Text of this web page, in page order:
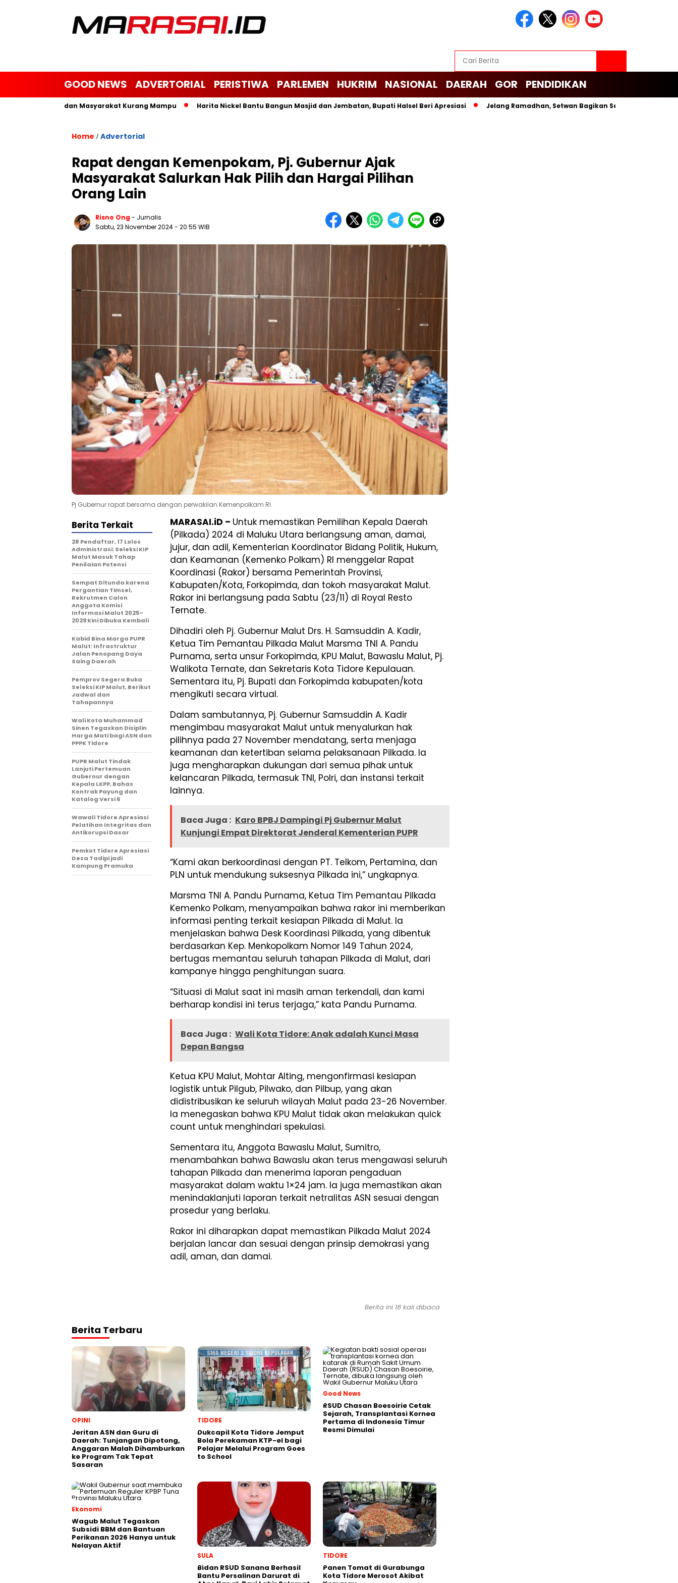
GOOD NEWS ADVERTORIAL PERISTIWA PARLEMEN HUKRIM NASIONAL DAERAH GOR PENDIDIKAN
Janda dan Masyarakat Kurang Mampu Harita Nickel Bantu Bangun Masjid dan Jembatan, Bupati Halsel Beri Apresiasi Jelang Ramadhan, Setwan Bagikan Sembako untuk Cleaning
Home / Advertorial
Rapat dengan Kemenpokam, Pj. Gubernur Ajak
Masyarakat Salurkan Hak Pilih dan Hargai Pilihan
Orang Lain
Risno Ong- Jurnalis
Sabtu, 23 November 2024- 20:55 WIB
Pj Gubernur rapat bersama dengan perwakilan Kemenpolkam RI.
MARASAI.iD – Untuk memastikan Pemilihan Kepala Daerah
(Pilkada) 2024 di Maluku Utara berlangsung aman, damai,
jujur, dan adil, Kementerian Koordinator Bidang Politik, Hukum,
dan Keamanan (Kemenko Polkam) RI menggelar Rapat
Koordinasi (Rakor) bersama Pemerintah Provinsi,
Kabupaten/Kota, Forkopimda, dan tokoh masyarakat Malut.
Rakor ini berlangsung pada Sabtu (23/11) di Royal Resto
Ternate.
Dihadiri oleh Pj. Gubernur Malut Drs. H. Samsuddin A. Kadir,
Ketua Tim Pemantau Pilkada Malut Marsma TNI A. Pandu
Purnama, serta unsur Forkopimda, KPU Malut, Bawaslu Malut, Pj.
Walikota Ternate, dan Sekretaris Kota Tidore Kepulauan.
Sementara itu, Pj. Bupati dan Forkopimda kabupaten/kota
mengikuti secara virtual.
Dalam sambutannya, Pj. Gubernur Samsuddin A. Kadir
mengimbau masyarakat Malut untuk menyalurkan hak
pilihnya pada 27 November mendatang, serta menjaga
keamanan dan ketertiban selama pelaksanaan Pilkada. Ia
juga mengharapkan dukungan dari semua pihak untuk
kelancaran Pilkada, termasuk TNI, Polri, dan instansi terkait
lainnya.
Baca Juga : Karo BPBJ Dampingi Pj Gubernur Malut
Kunjungi Empat Direktorat Jenderal Kementerian PUPR
“Kami akan berkoordinasi dengan PT. Telkom, Pertamina, dan
PLN untuk mendukung suksesnya Pilkada ini,” ungkapnya.
Marsma TNI A. Pandu Purnama, Ketua Tim Pemantau Pilkada
Kemenko Polkam, menyampaikan bahwa rakor ini memberikan
informasi penting terkait kesiapan Pilkada di Malut. Ia
menjelaskan bahwa Desk Koordinasi Pilkada, yang dibentuk
berdasarkan Kep. Menkopolkam Nomor 149 Tahun 2024,
bertugas memantau seluruh tahapan Pilkada di Malut, dari
kampanye hingga penghitungan suara.
“Situasi di Malut saat ini masih aman terkendali, dan kami
berharap kondisi ini terus terjaga,” kata Pandu Purnama.
Baca Juga : Wali Kota Tidore: Anak adalah Kunci Masa
Depan Bangsa
Ketua KPU Malut, Mohtar Alting, mengonfirmasi kesiapan
logistik untuk Pilgub, Pilwako, dan Pilbup, yang akan
didistribusikan ke seluruh wilayah Malut pada 23-26 November.
Ia menegaskan bahwa KPU Malut tidak akan melakukan quick
count untuk menghindari spekulasi.
Sementara itu, Anggota Bawaslu Malut, Sumitro,
menambahkan bahwa Bawaslu akan terus mengawasi seluruh
tahapan Pilkada dan menerima laporan pengaduan
masyarakat dalam waktu 1×24 jam. Ia juga memastikan akan
menindaklanjuti laporan terkait netralitas ASN sesuai dengan
prosedur yang berlaku.
Rakor ini diharapkan dapat memastikan Pilkada Malut 2024
berjalan lancar dan sesuai dengan prinsip demokrasi yang
adil, aman, dan damai.
Berita Terkait
28 Pendaftar, 17 Lolos
Administrasi: Seleksi KIP
Malut Masuk Tahap
Penilaian Potensi
Sempat Ditunda karena
Pergantian Timsel,
Rekrutmen Calon
Anggota Komisi
Informasi Malut 2025–
2029 Kini Dibuka Kembali
Kabid Bina Marga PUPR
Malut: Infrastruktur
Jalan Penopang Daya
Saing Daerah
Pemprov Segera Buka
Seleksi KIP Malut, Berikut
Jadwal dan
Tahapannya
Wali Kota Muhammad
Sinen Tegaskan Disiplin
Harga Mati bagi ASN dan
PPPK Tidore
PUPR Malut Tindak
Lanjuti Pertemuan
Gubernur dengan
Kepala LKPP, Bahas
Kontrak Payung dan
Katalog Versi 6
Wawali Tidore Apresiasi
Pelatihan Integritas dan
Antikorupsi Dasar
Pemkot Tidore Apresiasi
Desa Tadipi jadi
Kampung Pramuka
Berita ini 18 kali dibaca
Berita Terbaru
OPINI
Jeritan ASN dan Guru di
Daerah: Tunjangan Dipotong,
Anggaran Malah Dihamburkan
ke Program Tak Tepat
Sasaran
TIDORE
Dukcapil Kota Tidore Jemput
Bola Perekaman KTP-el bagi
Pelajar Melalui Program Goes
to School
Good News
RSUD Chasan Boesoirie Cetak
Sejarah, Transplantasi Kornea
Pertama di Indonesia Timur
Resmi Dimulai
Ekonomi
Wagub Malut Tegaskan
Subsidi BBM dan Bantuan
Perikanan 2026 Hanya untuk
Nelayan Aktif
SULA
Bidan RSUD Sanana Berhasil
Bantu Persalinan Darurat di
TIDORE
Panen Tomat di Gurabunga
Kota Tidore Merosot Akibat